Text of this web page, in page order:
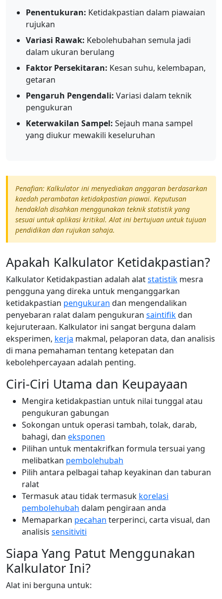
Penentukuran: Ketidakpastian dalam piawaian
rujukan
Variasi Rawak: Kebolehubahan semula jadi
dalam ukuran berulang
Faktor Persekitaran: Kesan suhu, kelembapan,
getaran
Pengaruh Pengendali: Variasi dalam teknik
pengukuran
Keterwakilan Sampel: Sejauh mana sampel
yang diukur mewakili keseluruhan
Penafian: Kalkulator ini menyediakan anggaran berdasarkan
kaedah perambatan ketidakpastian piawai. Keputusan
hendaklah disahkan menggunakan teknik statistik yang
sesuai untuk aplikasi kritikal. Alat ini bertujuan untuk tujuan
pendidikan dan rujukan sahaja.
Apakah Kalkulator Ketidakpastian?
Kalkulator Ketidakpastian adalah alatstatistik mesra
pengguna yang direka untuk menganggarkan
ketidakpastian pengukuran dan mengendalikan
penyebaran ralat dalam pengukuran saintifikdan
kejuruteraan. Kalkulator ini sangat berguna dalam
eksperimen, kerja makmal, pelaporan data, dan analisis
di mana pemahaman tentang ketepatan dan
kebolehpercayaan adalah penting.
Ciri-Ciri Utama dan Keupayaan
Mengira ketidakpastian untuk nilai tunggal atau
pengukuran gabungan
Sokongan untuk operasi tambah, tolak, darab,
bahagi, dan eksponen
Pilihan untuk mentakrifkan formula tersuai yang
melibatkan pembolehubah
Pilih antara pelbagai tahap keyakinan dan taburan
ralat
Termasuk atau tidak termasuk korelasi
pembolehubah dalam pengiraan anda
Memaparkan pecahan terperinci, carta visual, dan
analisis sensitiviti
Siapa Yang Patut Menggunakan
Kalkulator Ini?
Alat ini berguna untuk: